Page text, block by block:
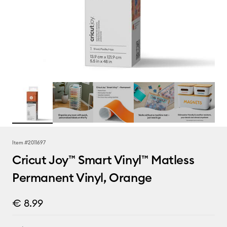
Item #2011697
Cricut Joy™ Smart Vinyl™ Matless
Permanent Vinyl, Orange
€ 8.99